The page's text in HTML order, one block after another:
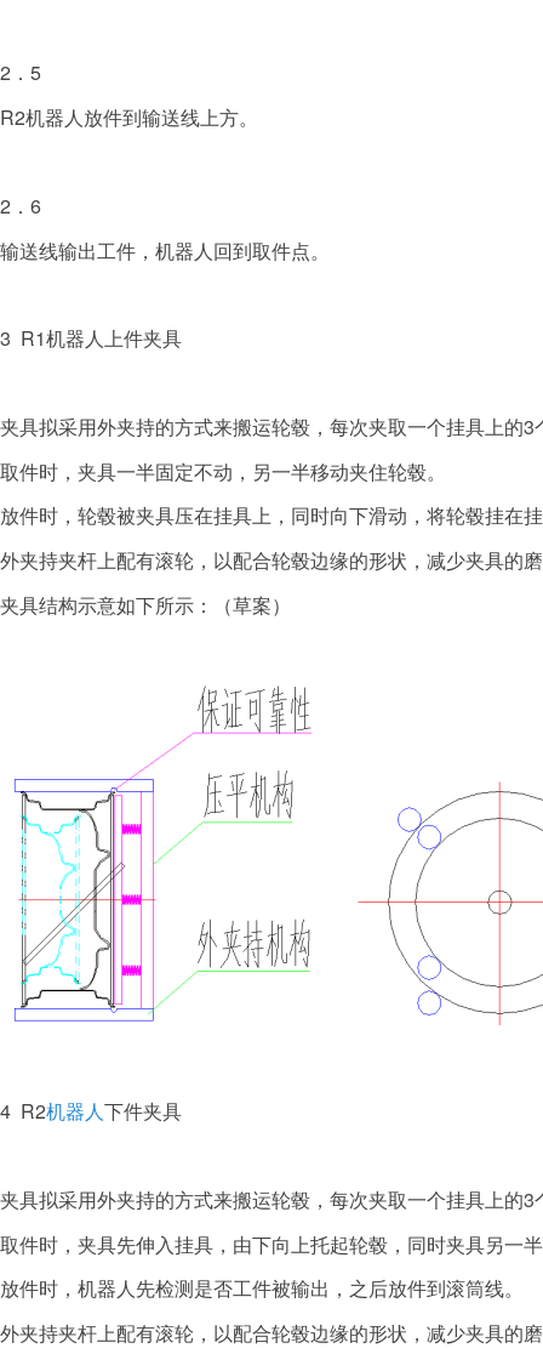
2．5
R2机器人放件到输送线上方。
2．6
输送线输出工件，机器人回到取件点。
3 R1机器人上件夹具
夹具拟采用外夹持的方式来搬运轮毂，每次夹取一个挂具上的3
取件时，夹具一半固定不动，另一半移动夹住轮毂。
放件时，轮毂被夹具压在挂具上，同时向下滑动，将轮毂挂在
外夹持夹杆上配有滚轮，以配合轮毂边缘的形状，减少夹具的
夹具结构示意如下所示：（草案）
4 R2机器人下件夹具
夹具拟采用外夹持的方式来搬运轮毂，每次夹取一个挂具上的3
取件时，夹具先伸入挂具，由下向上托起轮毂，同时夹具另一
放件时，机器人先检测是否工件被输出，之后放件到滚筒线。
外夹持夹杆上配有滚轮，以配合轮毂边缘的形状，减少夹具的